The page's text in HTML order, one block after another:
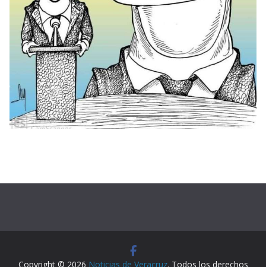
Copyright © 2026 Noticias de Veracruz. Todos los derechos